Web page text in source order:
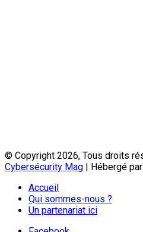
© Copyright 2026, Tous droits
Cybersécurity Mag | Hébergé par
Accueil
Qui sommes-nous ?
Un partenariat ici